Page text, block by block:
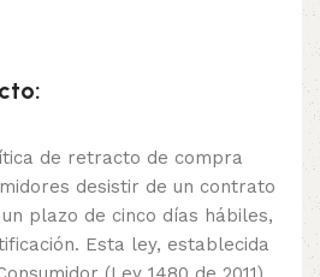
de retracto de compra
desistir de un contrato
plazo de cinco días hábiles,
Esta ley, establecida